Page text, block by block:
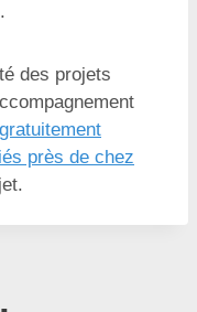
des projets
près de chez